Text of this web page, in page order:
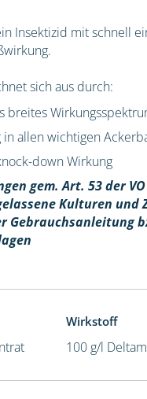
Insektizid mit schnell
sich aus durch:
breites
in allen wichtigen
down Wirkung
gem. Art. 53 der VO
Kulturen und
Gebrauchsanleitung
Wirkstoff
100 g/l